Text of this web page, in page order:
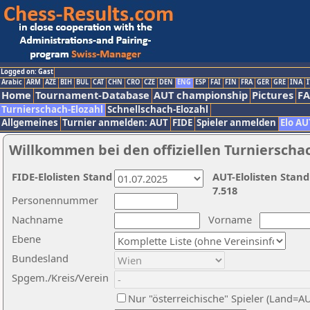
Logged on: Gast
Arabic ARM AZE BIH BUL CAT CHN CRO CZE DEN ENG ESP FAI FIN FRA GER GRE INA
Home Tournament-Database AUT championship Pictures
Turnierschach-Elozahl Schnellschach-Elozahl
Allgemeines Turnier anmelden: AUT FIDE Spieler anmelden Elo
Willkommen bei den offiziellen
Nachname
Vorname
Ebene
Personennummer
Bundesland
Spgem./Kreis/Verein
Nur "österreichische" Spieler
AUT-Elolisten
7.518
FIDE-Elolisten Stand